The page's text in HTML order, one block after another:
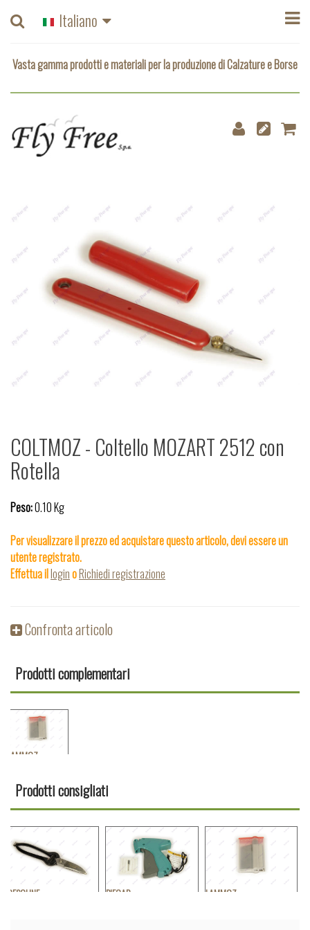
Vasta gamma prodotti e materiali per la produzione di Calzature e Borse
Vasta gamma prodotti e materiali per la produzione di Calzature e Borse
Italiano
COLTMOZ - Coltello MOZART 2512 con
Rotella
Peso:0.10 Kg
Per visualizzare il prezzo ed acquistare questo articolo, devi essere un
utente registrato.
Effettua illoginoRichiedi registrazione
Confronta articolo
Prodotti complementari
LAMMOZ
Prodotti consigliati
CESCUNE PIFCAR LAMMOZ